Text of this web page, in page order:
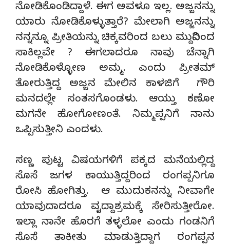
ನೋಡಿಕೊಂಡಿದ್ದಾಳೆ. ಈಗ ಅವಳೂ ಇಲ್ಲ. ಅಜ್ಜನನ್ನು
ಯಾರು ನೋಡಿಕೊಳ್ಳುತ್ತಾರೆ? ಮೇಲಾಗಿ ಅಜ್ಜನನ್ನು
ನನ್ನನ್ನೂ ಪ್ರೀತಿಯನ್ನು ಚಿಕ್ಕವರಿಂದ ಬಲು ಮುದ್ದಿನಿಂದ
ಸಾಕಿಲ್ಲವೇ ? ಈಗಲಾದರೂ ನಾವು ಚೆನ್ನಾಗಿ
ನೋಡಿಕೊಳ್ಳೋಣ ಅಮ್ಮ. ಎಂದು ಪ್ರೀತಮ್
ತೋರುತ್ತಿದ್ದ ಅಜ್ಜನ ಮೇಲಿನ ಕಾಳಜಿಗೆ ಗೌರಿ
ಮನದಲ್ಲೇ ಸಂತಸಗೊಂಡಳು. ಆಯ್ತು ಕಣೋ
ಮಗನೇ ಹೋಗೋಣಂತೆ. ನಿಮ್ಮಪ್ಪನಿಗೆ ನಾನು
ಒಪ್ಪಿಸುತ್ತೀನಿ ಎಂದಳು.
ಸಣ್ಣ ಪುಟ್ಟ ವಿಷಯಗಳಿಗೆ ಪಕ್ಕದ ಮನೆಯಲ್ಲಿದ್ದ
ಸೊಸೆ ಜಗಳ ಕಾಯುತ್ತಿದ್ದರಿಂದ ರಂಗಪ್ಪನಿಗೂ
ರೋಸಿ ಹೋಗಿತ್ತು. ಆ ಮುದುಕನನ್ನು ನೀವಾಗೇ
ಯಾವುದಾದರೂ ವೃದ್ದಾಶ್ರಮಕ್ಕೆ ಸೇರಿಸುತ್ತೀರೋ.
ಇಲ್ಲಾ ನಾನೇ ಹೊರಗೆ ತಳ್ಳಲೋ ಎಂದು ಗಂಡನಿಗೆ
ಸೊಸೆ ತಾಕೀತು ಮಾಡುತ್ತಿದ್ದಾಗ ರಂಗಪ್ಪನ